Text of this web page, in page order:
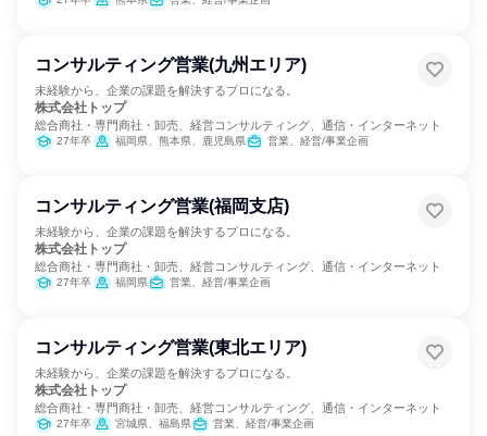
コンサルティング営業(九州エリア)
未経験から、企業の課題を解決するプロになる。
株式会社トップ
総合商社・専門商社・卸売、経営コンサルティング、通信・インターネット
27年卒 福岡県、熊本県、鹿児島県 営業、経営/事業企画
コンサルティング営業(福岡支店)
未経験から、企業の課題を解決するプロになる。
株式会社トップ
総合商社・専門商社・卸売、経営コンサルティング、通信・インターネット
27年卒 福岡県 営業、経営/事業企画
コンサルティング営業(東北エリア)
未経験から、企業の課題を解決するプロになる。
株式会社トップ
総合商社・専門商社・卸売、経営コンサルティング、通信・インターネット
27年卒 宮城県、福島県 営業、経営/事業企画